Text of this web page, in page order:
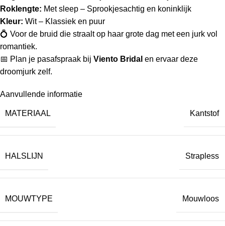
Roklengte: Met sleep – Sprookjesachtig en koninklijk
Kleur: Wit – Klassiek en puur
💍 Voor de bruid die straalt op haar grote dag met een jurk vol
romantiek.
📅 Plan je pasafspraak bij Viento Bridal en ervaar deze
droomjurk zelf.
Aanvullende informatie
MATERIAAL Kantstof
HALSLIJN Strapless
MOUWTYPE Mouwloos